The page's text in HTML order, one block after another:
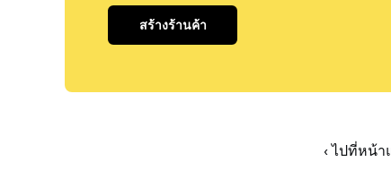
สร้างร้านค้า
‹ ไปที่หน้